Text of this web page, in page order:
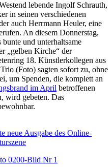
lebende Ingolf Schrauth,
in seinen verschiedenen
auch Herrmann Heuler, eine
An diesem Donnerstag,
und unterhaltsame
„gelben Kirche“ der
18. Künstlerkollegen aus
(Foto) sagten sofort zu, ohne
um Spenden, die komplett an
im April betroffenen
wird gebeten. Das
neue Ausgabe des Online-